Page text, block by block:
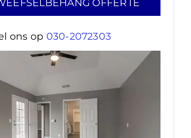
OFFERTE
ons op 030-2072303